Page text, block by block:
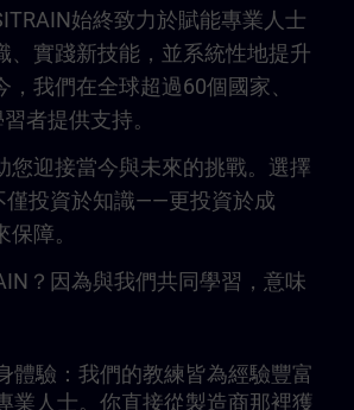
始終致力於賦能專業人士
、實踐新技能，並系統性地提升
，我們在全球超過60個國家、
者提供支持。
您迎接當今與未來的挑戰。選擇
僅投資於知識——更投資於成
障。
？因為與我們共同學習，意味
體驗：我們的教練皆為經驗豐富
業人士。你直接從製造商那裡獲